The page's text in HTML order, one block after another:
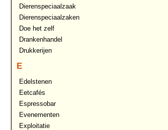
Dierenspeciaalzaak
Dierenspeciaalzaken
Doe het zelf
Drankenhandel
Drukkerijen
E
Edelstenen
Eetcafés
Espressobar
Evenementen
Exploitatie